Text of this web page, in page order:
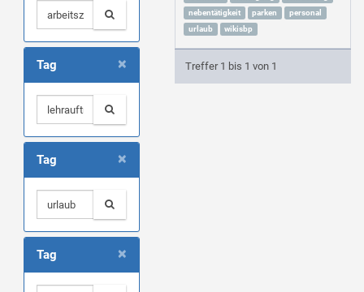
×
Tag
×
Tag
×
Tag
nebentätigkeit
parken
personal
urlaub
wikisbp
Treffer 1 bis 1 von 1